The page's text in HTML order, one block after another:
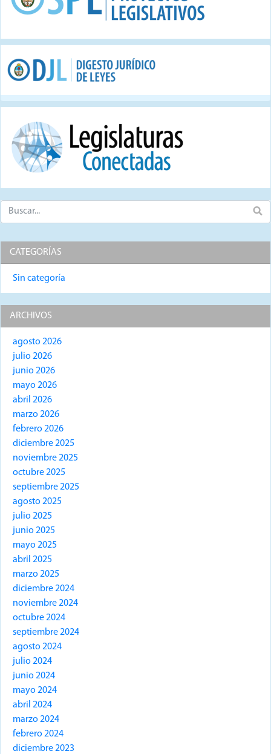
CATEGORÍAS
Sin categoría
ARCHIVOS
agosto 2026
julio 2026
junio 2026
mayo 2026
abril 2026
marzo 2026
febrero 2026
diciembre 2025
noviembre 2025
octubre 2025
septiembre 2025
agosto 2025
julio 2025
junio 2025
mayo 2025
abril 2025
marzo 2025
diciembre 2024
noviembre 2024
octubre 2024
septiembre 2024
agosto 2024
julio 2024
junio 2024
mayo 2024
abril 2024
marzo 2024
febrero 2024
diciembre 2023